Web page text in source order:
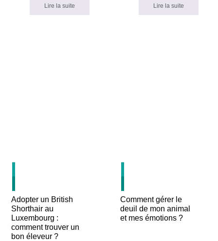
Lire la suite Lire la suite
Adopter un British
Shorthair au
Luxembourg :
comment trouver un
bon éleveur ?
Comment gérer le
deuil de mon animal
et mes émotions ?